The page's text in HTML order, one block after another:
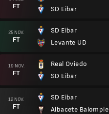
FT
SD Eibar
25 NOV.
FT
SD Eibar
Levante UD
19 NOV.
FT
Real Oviedo
SD Eibar
12 NOV.
FT
SD Eibar
Albacete Balompie